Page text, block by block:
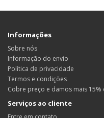
Informações
Sobre nós
Informação do envio
Política de privacidade
Termos e condições
Cobre preço e damos mais 15%
Serviços ao cliente